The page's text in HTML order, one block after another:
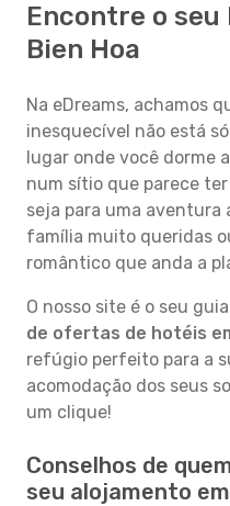
Encontre o
Bien Hoa
Na eDreams, achamos
inesquecível não está
lugar onde você dorme
num sítio que parece
seja para uma aventura
família muito queridas
romântico que anda a
O nosso site é o seu
de ofertas de hotéis
refúgio perfeito para a
acomodação dos seus
um clique!
Conselhos de
seu alojamento